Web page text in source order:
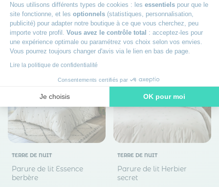
Nous utilisons différents types de cookies : les essentiels pour que le
site fonctionne, et les optionnels (statistiques, personnalisation,
publicité) pour adapter notre boutique à ce que vous cherchez, peu
importe votre profil. Vous avez le contrôle total : acceptez-les pour
une expérience optimale ou paramétrez vos choix selon vos envies.
Vous pourrez toujours changer d'avis via le lien en bas de page.
Lire la politique de confidentialité
Consentements certifiés par
Je choisis OK pour moi
Axeptio consent
Plateforme de Gestion du Consentement : Personnalisez vos
Notre plateforme vous permet d'adapter et de gérer vos
34
Dès
3999€
TERRE DE NUIT
Parure de lit Essence
berbère
TERRE DE NUIT
Parure de lit Herbier
secret